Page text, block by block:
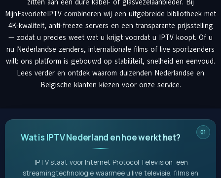
zitten aan een dure kabel- of glasvezelaanbieder. Bij
MijnFavorieteIPTV combineren wij een uitgebreide bibliotheek met
4K-kwaliteit, anti-freeze servers en een transparante prijsstelling
— zodat u precies weet wat u krijgt voordat u IPTV koopt. Of u
nu Nederlandse zenders, internationale films of live sportzenders
wilt: ons platform is gebouwd op stabiliteit, snelheid en eenvoud.
Lees verder en ontdek waarom duizenden Nederlandse en
Belgische klanten kiezen voor onze service.
Wat is IPTV Nederland en hoe werkt het?
IPTV staat voor Internet Protocol Television: een
streamingtechnologie waarmee u live televisie, films en